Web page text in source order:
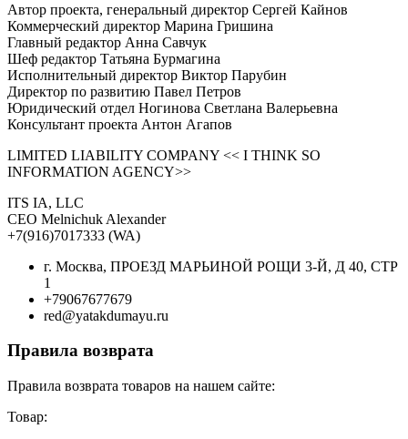
Автор проекта, генеральный директор Сергей Кайнов
Коммерческий директор Марина Гришина
Главный редактор Анна Савчук
Шеф редактор Татьяна Бурмагина
Исполнительный директор Виктор Парубин
Директор по развитию Павел Петров
Юридический отдел Ногинова Светлана Валерьевна
Консультант проекта Антон Агапов
LIMITED LIABILITY COMPANY << I THINK SO
INFORMATION AGENCY>>
ITS IA, LLC
CEO Melnichuk Alexander
+7(916)7017333 (WA)
г. Москва, ПРОЕЗД МАРЬИНОЙ РОЩИ 3-Й, Д 40, СТР
1
+79067677679
red@yatakdumayu.ru
Правила возврата
Правила возврата товаров на нашем сайте:
Товар: